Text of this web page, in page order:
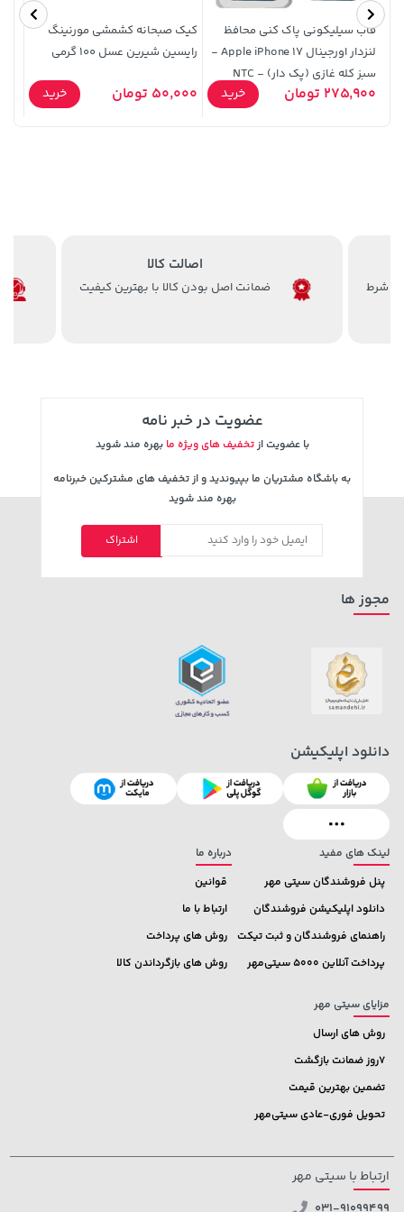
141,000 تومان
165,900
خرید 2,729,000 تومان خرید
22,580,000 تومان خرید
3,079,000 تومان
141,000 تومان
165,900
خرید
141,000 تومان
165,900
قاب سیلیکونی پاک کنی محافظ
لنزدار اورجینال Apple iPhone 17 -
سبز کله غازی (پک دار) - NTC
275,900 تومان خرید
کیک صبحانه کشمشی مورنینگ
رایسین شیرین عسل 100 گرمی
50,000 تومان خرید
اصالت کالا
ضمانت اصل بودن کالا با بهترین کیفیت
عضویت در خبر نامه
با عضویت ازتخفیف های ویژه ما بهره مند شوید
به باشگاه مشتریان ما بپیوندید و از تخفیف های مشترکین خبرنامه
بهره مند شوید
اشتراک
لینک های مفید
پنل فروشندگان سیتی مهر
دانلود اپلیکیشن فروشندگان
راهنمای فروشندگان و ثبت تیکت
پرداخت آنلاین 5000 سیتی‌مهر
درباره ما
قوانین
ارتباط با ما
روش های پرداخت
روش های بازگرداندن کالا
مزایای سیتی مهر
روش های ارسال
7روز ضمانت بازگشت
تضمین بهترین قیمت
تحویل فوری-عادی سیتی‌مهر
مجوز ها
دانلود اپلیکیشن
ارتباط با سیتی مهر
031-91099499